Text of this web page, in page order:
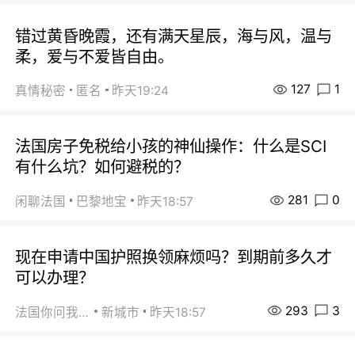
错过黄昏晚霞，还有满天星辰，海与风，温与
柔，爱与不爱皆自由。
真情秘密 匿名 昨天19:24 127 1
法国房子免税给小孩的神仙操作：什么是SCI
有什么坑？如何避税的？
闲聊法国 巴黎地宝 昨天18:57 281 0
现在申请中国护照换领麻烦吗？到期前多久才
可以办理？
法国你问我答 新城市 昨天18:57 293 3